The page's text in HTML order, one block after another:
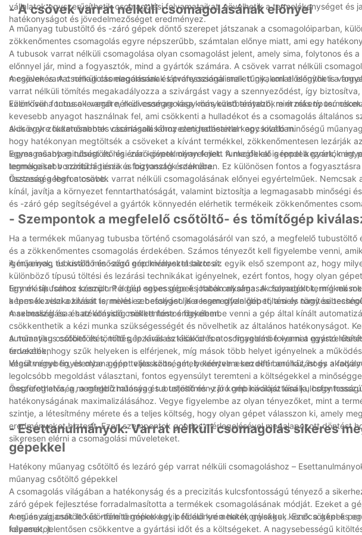
vállalatok egyszerűsíthetik csomagolási folyamataikat, növelhetik a termelékenységet és
hatékonyságot és jövedelmezőséget eredményez.
- A csövek varrat nélküli csomagolásának előnyei
A műanyag tubustöltő és -záró gépek döntő szerepet játszanak a csomagolóiparban,
zökkenőmentes csomagolás egyre népszerűbb, számtalan előnye miatt, ami egy
A tubusok varrat nélküli csomagolása olyan csomagolást jelent, amely sima, folytonos és
előnnyel jár, mind a fogyasztók, mind a gyártók számára. A csövek varrat nélküli
megjelenés. A csomagolás elegánsnak és professzionálisnak tűnik, ami elősegítheti a
A csövek varrat nélküli csomagolásának látványossága mellett gyakorlati előnyök is
varrat nélküli tömítés megakadályozza a szivárgást vagy a szennyeződést, így
különösen fontos a levegőre, nedvességre vagy más külső tényezőkre érzékeny
Ezenkívül a tubusok varrat nélküli csomagolása környezetbarátabb, mint más típusú
kevesebb anyagot használnak fel, ami csökkenti a hulladékot és a csomagolás általános
akik egyre tudatosabbak vásárlásaik környezeti hatásaival kapcsolatban.
A csövek zökkenőmentes csomagolásához elengedhetetlen egy kiváló minőségű
hogy hatékonyan megtöltsék a csöveket a kívánt termékkel, zökkenőmentesen lezárják
legmagasabb minőségi és higiéniai követelményeknek. A megfelelő géppel a gyártók
termékeiket vonzóbbá teszik a fogyasztók számára.
Egyes műanyag tubustöltő és -záró gépek olyan fejlett funkciókkal is rendelkeznek, mint
legmagasabb szintű higiénia és biztonság érdekében. Ez különösen fontos a
tisztaság a legfontosabb.
Összességében a csövek varrat nélküli csomagolásának előnyei egyértelműek.
kínál, javítja a környezet fenntarthatóságát, valamint biztosítja a legmagasabb minőségi
és -záró gép segítségével a gyártók könnyedén elérhetik termékeik zökkenőmentes
- Szempontok a megfelelő csőtöltő- és tömítőgép
Ha a termékek műanyag tubusba történő csomagolásáról van szó, a megfelelő
és a zökkenőmentes csomagolás érdekében. Számos tényezőt kell figyelembe venni,
igényeinek, és kiváló minőségű eredményeket biztosít.
A műanyag tubustöltő és -záró gép kiválasztásakor az egyik első szempont az, hogy
különböző típusú töltési és lezárási technikákat igényelnek, ezért fontos, hogy olyan
termék típusához készült. Például egyes gépek jobban alkalmasak folyadékok, míg
a termék viszkozitását is, mivel ez befolyásolja a legmegfelelőbb töltési és tömítési
Egy másik fontos szempont a gép sebessége és hatékonysága. A csomagolt termékek
képes kezelni a kívánt termelési sebességet. Keressen olyan gépet, amely nagy
maximalizálása és az állásidő csökkentése érdekében.
A sebesség és a hatékonyság mellett fontos figyelembe venni a gép által kínált
csökkenthetik a kézi munka szükségességét és növelhetik az általános hatékonyságot.
automatikus csőbetöltés, töltés, lezárás és kilökődés a csomagolási folyamat
érdekében.
A műanyag csőtöltő és tömítő gép kiválasztásakor fontos figyelembe venni a gyártó
tervezték, hogy szűk helyeken is elférjenek, míg mások több helyet igényelnek a
létesítményben, és olyan gépet válasszon, amely kényelmesen elfér anélkül, hogy
Végül vegye figyelembe a gép teljes költségét, beleértve a kezdeti beruházást és a
legolcsóbb megoldást választani, fontos egyensúlyt teremteni a költségekkel a
megfizethetőség, a megbízhatóság és a teljesítmény jó kombinációját kínálja, hogy
Összefoglalva, a megfelelő műanyag tubustöltő és -záró gép kiválasztása
hatékonyságának maximalizálásához. Vegye figyelembe az olyan tényezőket, mint a
szintje, a létesítmény mérete és a teljes költség, hogy olyan gépet válasszon ki, amely
eredményeket biztosít. Ezen szempontok gondos mérlegelésével megalapozott döntést
sikeresen elérni a csomagolási műveleteket.
- Esettanulmányok: Varrat nélküli csomagolás sikeres
gépekkel
Hatékony műanyag csőtöltő és lezáró gép varrat nélküli csomagoláshoz –
műanyag csőtöltő gépekkel
A csomagolás világában a hatékonyság és a precizitás kulcsfontosságú tényező a
záró gépek fejlesztése forradalmasította a termékek csomagolásának módját. Ezeket a
meg és zárjanak le különféle termékekkel, például krémekkel, gélekkel, kenőcsökkel és
folyamatot.
A műanyag csőtöltő és -tömítő gépek egyik fő előnye a hatékonyságuk. Ezek a gépek
képesek, jelentősen csökkentve a gyártási időt és a költségeket. A nagysebességű